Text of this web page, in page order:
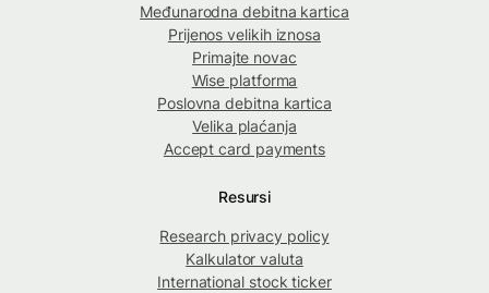
Međunarodna debitna kartica
Prijenos velikih iznosa
Primajte novac
Wise platforma
Poslovna debitna kartica
Velika plaćanja
Accept card payments
Resursi
Research privacy policy
Kalkulator valuta
International stock ticker